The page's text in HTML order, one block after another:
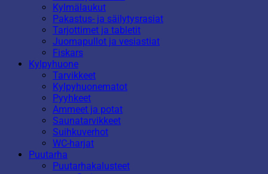
Kylmälaukut
Pakastus- ja säilytysrasiat
Tarjottimet ja tabletit
Juomapullot ja vesiastiat
Fiskars
Kylpyhuone
Tarvikkeet
Kylpyhuonematot
Pyyhkeet
Ammeet ja potat
Saunatarvikkeet
Suihkuverhot
WC-harjat
Puutarha
Puutarhakalusteet